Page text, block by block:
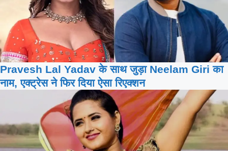
Pravesh Lal Yadav के साथ जुड़ा Neelam Giri का
नाम, एक्ट्रेस ने फिर दिया ऐसा रिएक्शन